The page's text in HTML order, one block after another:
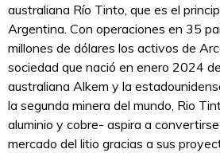
australiana Río Tinto, que es el
Argentina. Con operaciones en 35
millones de dólares los activos de
sociedad que nació en enero 2024
australiana Alkem y la
la segunda minera del mundo, Rio
aluminio y cobre- aspira a
mercado del litio gracias a sus